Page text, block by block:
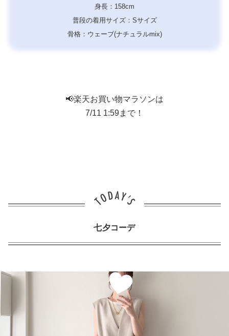
身長：158cm
普段の着用サイズ：Sサイズ
骨格：ウェーブ(ナチュラルmix)
📢楽天お買い物マラソンは
7/11 1:59まで！
七夕コーデ